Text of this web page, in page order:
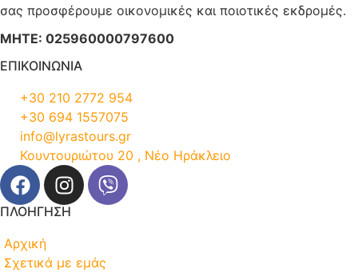
σας προσφέρουμε οικονομικές και ποιοτικές εκδρομές.
ΜΗΤΕ: 025960000797600
ΕΠΙΚΟΙΝΩΝΙΑ
+30 210 2772 954
+30 694 1557075
info@lyrastours.gr
Κουντουριώτου 20 , Νέο Ηράκλειο
ΠΛΟΗΓΗΣΗ
Αρχική
Σχετικά με εμάς